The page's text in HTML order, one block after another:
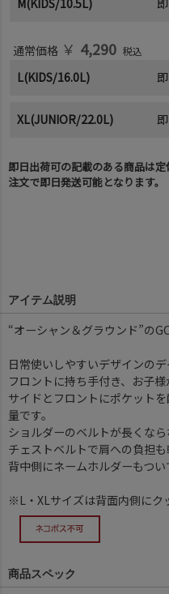
通常価格 ￥ 4,290 税込
L(KIDS/16.0L)
XL(JUNIOR/22.0L)
即日出荷可の記載のある商品は
注文で即日発送可能となります。
アイテム説明
“オーシャン＆グラウンド”の
日常使いしやすいデザインのデ
フロントに持ち手付き、お子
サイドとフロントにポケット
量です。
ショルダーのベルトが長くな
チェストベルトで肩への負担
背中側にネームホルダーもつい
※L・XLサイズは背面内側にク
商品スペック